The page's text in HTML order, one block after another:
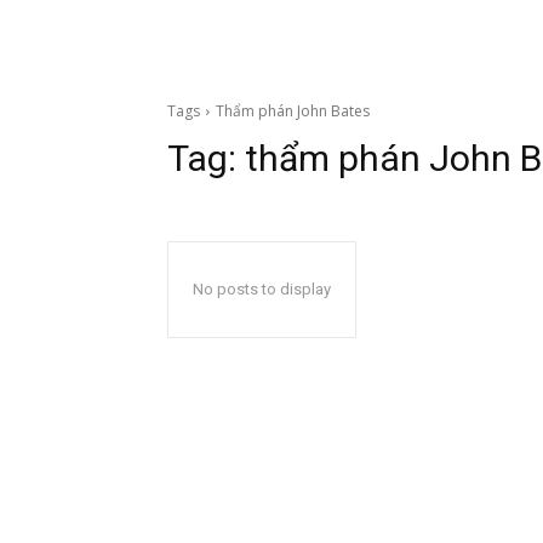
Tags Thẩm phán John Bates
Tag: thẩm phán John
No posts to display